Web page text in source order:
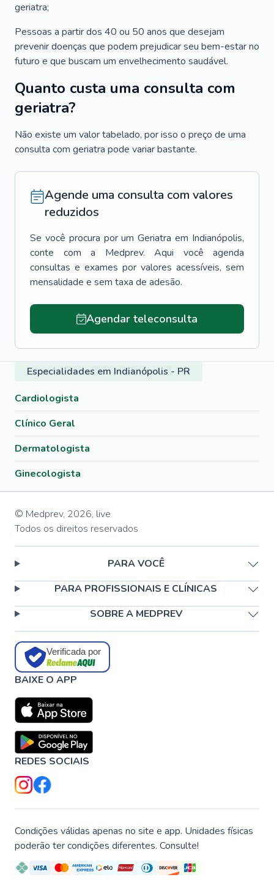
geriatra;
Pessoas a partir dos 40 ou 50 anos que desejam
prevenir doenças que podem prejudicar seu bem-estar no
futuro e que buscam um envelhecimento saudável.
Quanto custa uma consulta com
geriatra?
Não existe um valor tabelado, por isso o preço de uma
consulta com geriatra pode variar bastante.
Agende uma consulta com valores
reduzidos
Se você procura por um Geriatra em Indianópolis,
conte com a Medprev. Aqui você agenda
consultas e exames por valores acessíveis, sem
mensalidade e sem taxa de adesão.
Agendar teleconsulta
Especialidades em Indianópolis - PR
Cardiologista
Clínico Geral
Dermatologista
Ginecologista
© Medprev, 2026, live
Todos os direitos reservados
PARA VOCÊ
PARA PROFISSIONAIS E CLÍNICAS
SOBRE A MEDPREV
Verificada por
BAIXE O APP
REDES SOCIAIS
Condições válidas apenas no site e app. Unidades físicas
poderão ter condições diferentes. Consulte!